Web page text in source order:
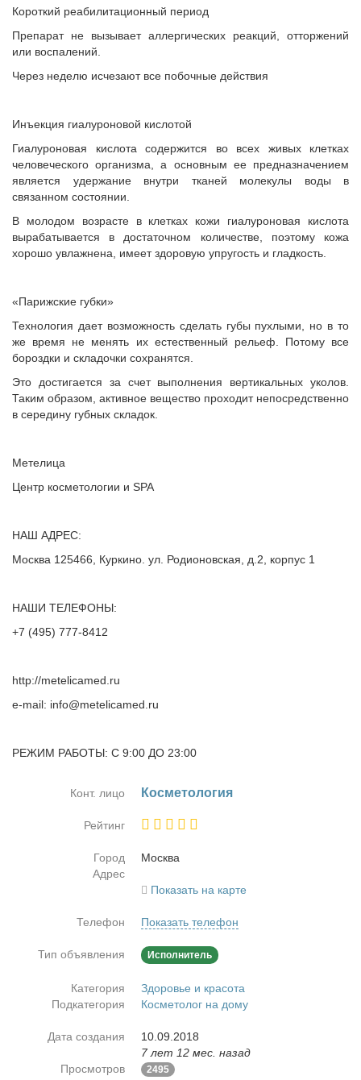
Короткий реабилитационный период
Препарат не вызывает аллергических реакций, отторжений
или воспалений.
Через неделю исчезают все побочные действия
Инъекция гиалуроновой кислотой
Гиалуроновая кислота содержится во всех живых клетках
человеческого организма, а основным ее предназначением
является удержание внутри тканей молекулы воды в
связанном состоянии.
В молодом возрасте в клетках кожи гиалуроновая кислота
вырабатывается в достаточном количестве, поэтому кожа
хорошо увлажнена, имеет здоровую упругость и гладкость.
«Парижские губки»
Технология дает возможность сделать губы пухлыми, но в то
же время не менять их естественный рельеф. Потому все
бороздки и складочки сохранятся.
Это достигается за счет выполнения вертикальных уколов.
Таким образом, активное вещество проходит непосредственно
в середину губных складок.
Метелица
Центр косметологии и SPA
НАШ АДРЕС:
Москва 125466, Куркино. ул. Родионовская, д.2, корпус 1
НАШИ ТЕЛЕФОНЫ:
+7 (495) 777-8412
http://metelicamed.ru
e-mail: info@metelicamed.ru
РЕЖИМ РАБОТЫ: С 9:00 ДО 23:00
Конт. лицо Кос­ме­то­ло­гия
Рейтинг
Город
Москва
Адрес
Показать на карте
Телефон Показать телефон
Тип объявления Исполнитель
Категория
Здоровье и красота
Подкатегория
Косметолог на дому
Дата создания
10.09.2018
7 лет 12 мес. назад
Просмотров
2495